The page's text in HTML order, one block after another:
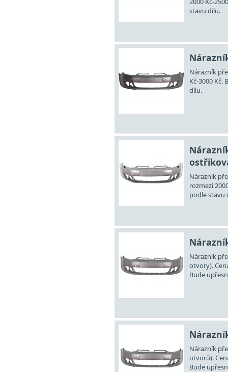
stavu dílu.
Nárazník
Kč-3000 Kč.
dílu.
Nárazník
rozmezí
podle stavu
Nárazník
otvory).
Bude
Nárazník
otvorů).
Bude